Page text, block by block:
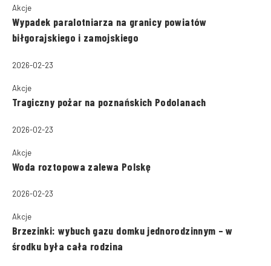
Akcje
Wypadek paralotniarza na granicy powiatów
biłgorajskiego i zamojskiego
2026-02-23
Akcje
Tragiczny pożar na poznańskich Podolanach
2026-02-23
Akcje
Woda roztopowa zalewa Polskę
2026-02-23
Akcje
Brzezinki: wybuch gazu domku jednorodzinnym – w
środku była cała rodzina